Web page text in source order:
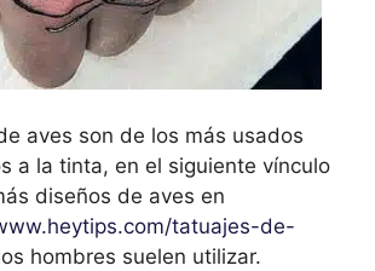
aves son de los más usados
a la tinta, en el siguiente vínculo
diseños de aves en
tatuajes-de-
hombres suelen utilizar.